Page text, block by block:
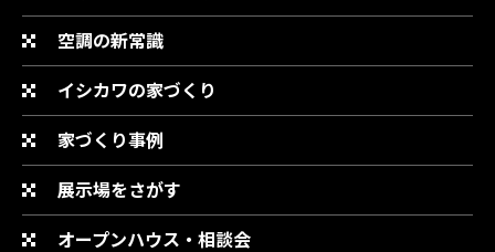
空調の新常識
イシカワの家づくり
家づくり事例
展示場をさがす
オープンハウス・相談会